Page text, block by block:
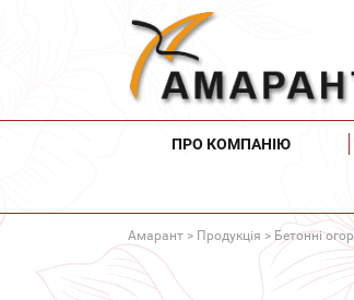
ПРО КОМПАНІЮ
Амарант > Продукція > Бетонні